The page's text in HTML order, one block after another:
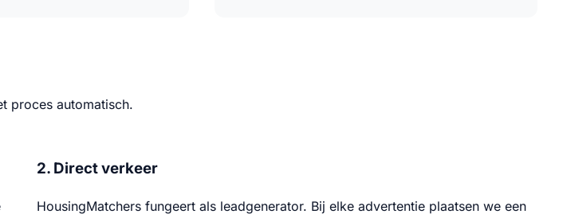
proces automatisch.
2. Direct verkeer
HousingMatchers fungeert als leadgenerator. Bij elke advertentie plaatsen we een